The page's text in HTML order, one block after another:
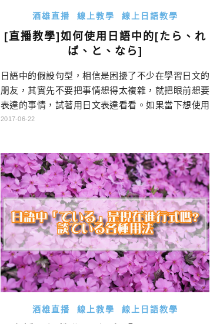
酒雄直播 線上教學 線上日語教學
[直播教學]如何使用日語中的[たら、れ
ば、と、なら]
日語中的假設句型，相信是困擾了不少在學習日文的
朋友，其實先不要把事情想得太複雜，就把眼前想要
表達的事情，試著用日文表達看看。如果當下想使用
的句型，自己都覺得不太順，就可以換用別種，如過
永世不忘啊! 線上教學[たら、れば、と、なら] 日語
假設語氣句型剖析 と 同時、瞬間 ※話が終わると、
[…]…
2017-06-22
酒雄直播 線上教學 線上日語教學